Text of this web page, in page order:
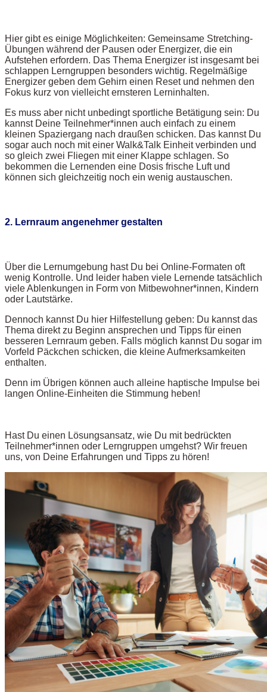
Hier gibt es einige Möglichkeiten: Gemeinsame Stretching-
Übungen während der Pausen oder Energizer, die ein
Aufstehen erfordern. Das Thema Energizer ist insgesamt bei
schlappen Lerngruppen besonders wichtig. Regelmäßige
Energizer geben dem Gehirn einen Reset und nehmen den
Fokus kurz von vielleicht ernsteren Lerninhalten.
Es muss aber nicht unbedingt sportliche Betätigung sein: Du
kannst Deine Teilnehmer*innen auch einfach zu einem
kleinen Spaziergang nach draußen schicken. Das kannst Du
sogar auch noch mit einer Walk&Talk Einheit verbinden und
so gleich zwei Fliegen mit einer Klappe schlagen. So
bekommen die Lernenden eine Dosis frische Luft und
können sich gleichzeitig noch ein wenig austauschen.
2. Lernraum angenehmer gestalten
Über die Lernumgebung hast Du bei Online-Formaten oft
wenig Kontrolle. Und leider haben viele Lernende tatsächlich
viele Ablenkungen in Form von Mitbewohner*innen, Kindern
oder Lautstärke.
Dennoch kannst Du hier Hilfestellung geben: Du kannst das
Thema direkt zu Beginn ansprechen und Tipps für einen
besseren Lernraum geben. Falls möglich kannst Du sogar im
Vorfeld Päckchen schicken, die kleine Aufmerksamkeiten
enthalten.
Denn im Übrigen können auch alleine haptische Impulse bei
langen Online-Einheiten die Stimmung heben!
Hast Du einen Lösungsansatz, wie Du mit bedrückten
Teilnehmer*innen oder Lerngruppen umgehst? Wir freuen
uns, von Deine Erfahrungen und Tipps zu hören!